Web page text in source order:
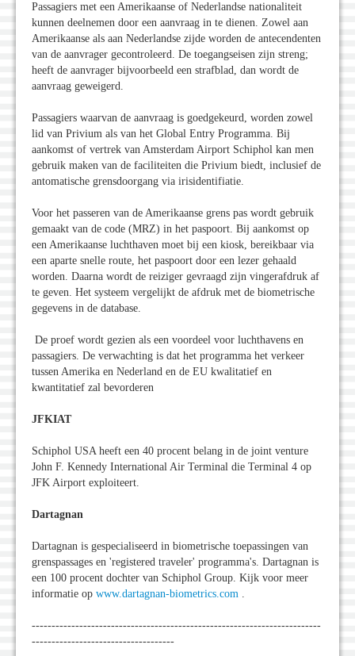
Passagiers met een Amerikaanse of Nederlandse nationaliteit
kunnen deelnemen door een aanvraag in te dienen. Zowel aan
Amerikaanse als aan Nederlandse zijde worden de antecendenten
van de aanvrager gecontroleerd. De toegangseisen zijn streng;
heeft de aanvrager bijvoorbeeld een strafblad, dan wordt de
aanvraag geweigerd.
Passagiers waarvan de aanvraag is goedgekeurd, worden zowel
lid van Privium als van het Global Entry Programma. Bij
aankomst of vertrek van Amsterdam Airport Schiphol kan men
gebruik maken van de faciliteiten die Privium biedt, inclusief de
antomatische grensdoorgang via irisidentifiatie.
Voor het passeren van de Amerikaanse grens pas wordt gebruik
gemaakt van de code (MRZ) in het paspoort. Bij aankomst op
een Amerikaanse luchthaven moet bij een kiosk, bereikbaar via
een aparte snelle route, het paspoort door een lezer gehaald
worden. Daarna wordt de reiziger gevraagd zijn vingerafdruk af
te geven. Het systeem vergelijkt de afdruk met de biometrische
gegevens in de database.
De proef wordt gezien als een voordeel voor luchthavens en
passagiers. De verwachting is dat het programma het verkeer
tussen Amerika en Nederland en de EU kwalitatief en
kwantitatief zal bevorderen
JFKIAT
Schiphol USA heeft een 40 procent belang in de joint venture
John F. Kennedy International Air Terminal die Terminal 4 op
JFK Airport exploiteert.
Dartagnan
Dartagnan is gespecialiseerd in biometrische toepassingen van
grenspassages en 'registered traveler' programma's. Dartagnan is
een 100 procent dochter van Schiphol Group. Kijk voor meer
informatie op www.dartagnan-biometrics.com .
-------------------------------------------------------------------------
------------------------------------